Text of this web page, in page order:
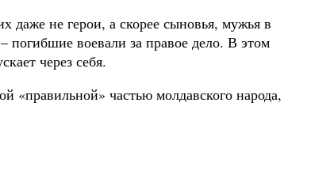
даже не герои, а скорее сыновья, мужья в
погибшие воевали за правое дело. В этом
через себя.
частью молдавского народа,